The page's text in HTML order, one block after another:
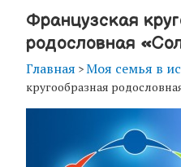
Французская
родословная
Главная >Моя семья в
кругообразная